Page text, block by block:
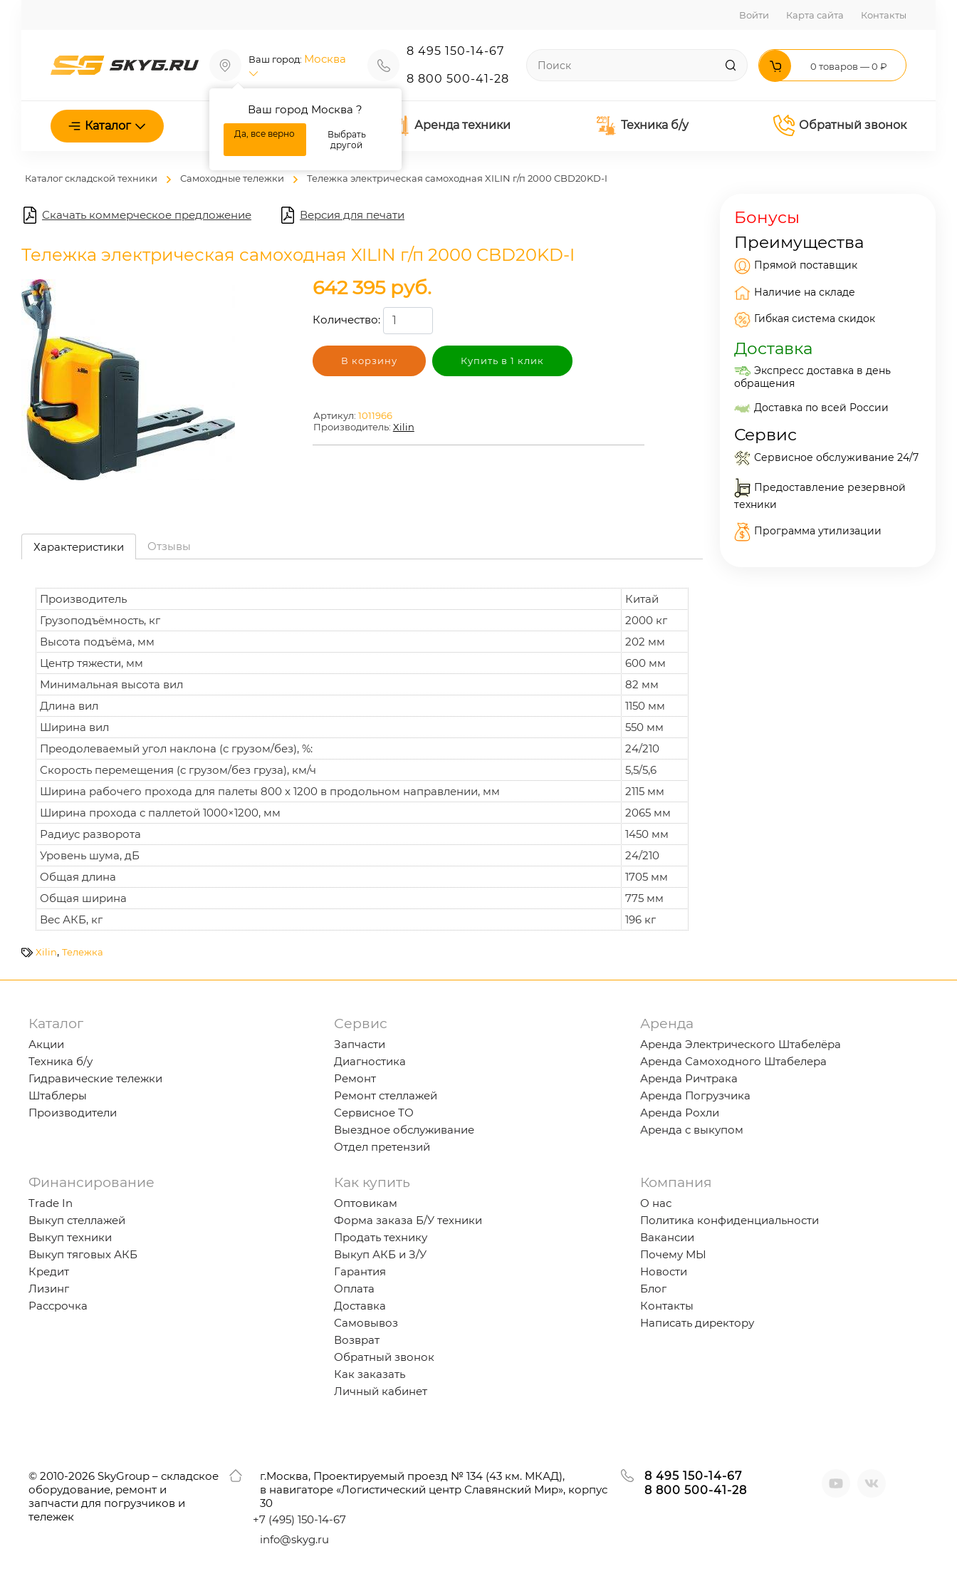
Войти Карта сайта Контакты
Ваш город: Москва
Ваш город Москва ?
Да, все верно
Выбрать
другой
8 495 150-14-67
8 800 500-41-28
0 товаров — 0 ₽
Каталог О нас Аренда техники Техника б/у Обратный звонок
Каталог складской техники Самоходные тележки Тележка электрическая самоходная XILIN г/п 2000 CBD20KD-I
Скачать коммерческое предложение Версия для печати
Тележка электрическая самоходная XILIN г/п 2000 CBD20KD-I
642 395руб.
Количество:
В корзину Купить в 1 клик
Артикул: 1011966
Производитель: Xilin
Характеристики Отзывы
Производитель
Китай
Грузоподъёмность, кг
2000 кг
Высота подъёма, мм
202 мм
Центр тяжести, мм
600 мм
Минимальная высота вил
82 мм
Длина вил
1150 мм
Ширина вил
550 мм
Преодолеваемый угол наклона (с грузом/без), %:
24/210
Скорость перемещения (с грузом/без груза), км/ч
5,5/5,6
Ширина рабочего прохода для палеты 800 x 1200 в продольном направлении, мм
2115 мм
Ширина прохода с паллетой 1000×1200, мм
2065 мм
Радиус разворота
1450 мм
Уровень шума, дБ
24/210
Общая длина
1705 мм
Общая ширина
775 мм
Вес АКБ, кг
196 кг
Xilin, Тележка
Бонусы
Преимущества
Прямой поставщик
Наличие на складе
Гибкая система скидок
Доставка
Экспресс доставка в день
обращения
Доставка по всей России
Сервис
Сервисное обслуживание 24/7
Предоставление резервной
техники
Программа утилизации
Каталог
Акции
Техника б/у
Гидравические тележки
Штаблеры
Производители
Сервис
Запчасти
Диагностика
Ремонт
Ремонт стеллажей
Сервисное ТО
Выездное обслуживание
Отдел претензий
Аренда
Аренда Электрического Штабелёра
Аренда Самоходного Штабелера
Аренда Ричтрака
Аренда Погрузчика
Аренда Рохли
Аренда с выкупом
Финансирование
Trade In
Выкуп стеллажей
Выкуп техники
Выкуп тяговых АКБ
Кредит
Лизинг
Рассрочка
Как купить
Оптовикам
Форма заказа Б/У техники
Продать технику
Выкуп АКБ и З/У
Гарантия
Оплата
Доставка
Самовывоз
Возврат
Обратный звонок
Как заказать
Личный кабинет
Компания
О нас
Политика конфиденциальности
Вакансии
Почему МЫ
Новости
Блог
Контакты
Написать директору
© 2010-2026 SkyGroup – складское
оборудование, ремонт и
запчасти для погрузчиков и
тележек
г.Москва, Проектируемый проезд № 134 (43 км. МКАД),
в навигаторе «Логистический центр Славянский Мир», корпус
30
+7 (495) 150-14-67
info@skyg.ru
8 495 150-14-67
8 800 500-41-28